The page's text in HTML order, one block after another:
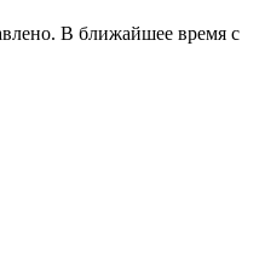
В ближайшее время с